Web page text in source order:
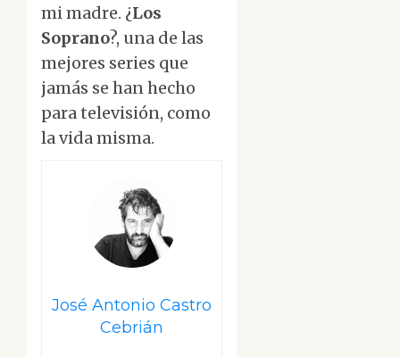
mi madre. ¿Los
Soprano?, una de las
mejores series que
jamás se han hecho
para televisión, como
la vida misma.
José Antonio Castro
Cebrián